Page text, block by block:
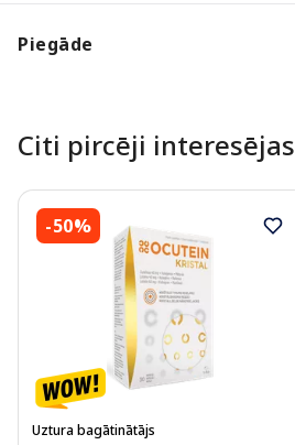
Piegāde
Citi pircēji interesējas
-50%
Uztura bagātinātājs